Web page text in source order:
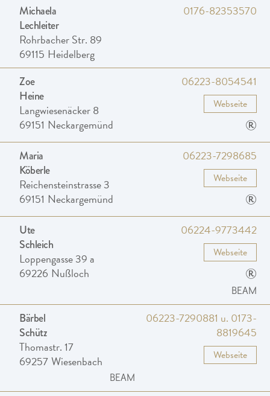
Michaela
Lechleiter
Rohrbacher Str. 89
69115 Heidelberg
0176-82353570
Zoe
Heine
Langwiesenäcker 8
69151 Neckargemünd
06223-8054541
Webseite
®
Maria
Köberle
Reichensteinstrasse 3
69151 Neckargemünd
06223-7298685
Webseite
®
Ute
Schleich
Loppengasse 39 a
69226 Nußloch
06224-9773442
Webseite
®
BEAM
Bärbel
Schütz
Thomastr. 17
69257Wiesenbach
06223-7290881 u. 0173-
8819645
Webseite
BEAM